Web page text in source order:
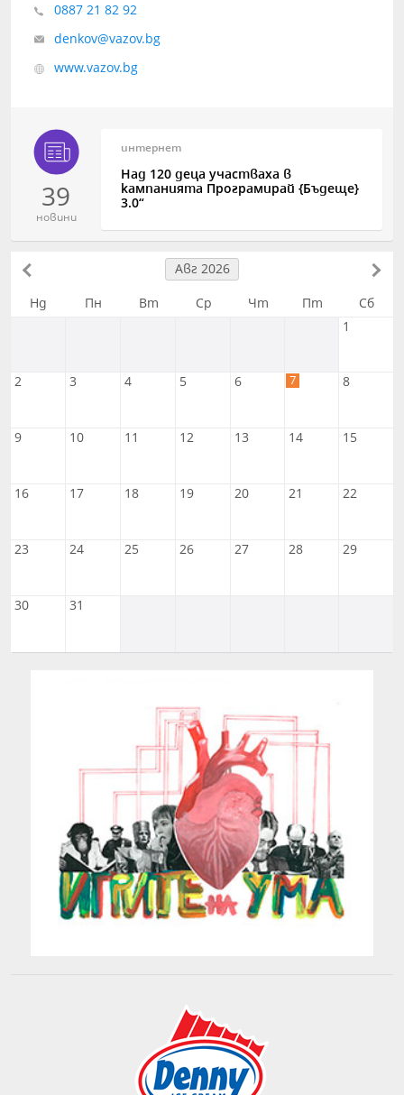
0887 21 82 92
denkov@vazov.bg
www.vazov.bg
39
новини
интернет
Над 120 деца участваха в
кампанията Програмирай {Бъдеще}
3.0“
Авг 2026
Нд
Пн Вт Ср Чт Пт
Сб
1
2 3 4 5 6 7 8
9 10 11 12 13 14 15
16 17 18 19 20 21 22
23 24 25 26 27 28 29
30 31